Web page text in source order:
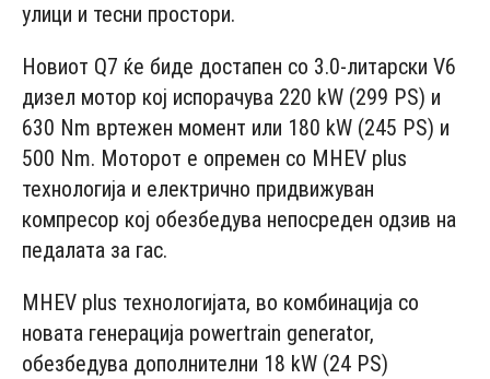
улици и тесни простори.
Новиот Q7 ќе биде достапен со 3.0-литарски V6
дизел мотор кој испорачува 220 kW (299 PS) и
630 Nm вртежен момент или 180 kW (245 PS) и
500 Nm. Моторот е опремен со MHEV plus
технологија и електрично придвижуван
компресор кој обезбедува непосреден одзив на
педалата за гас.
MHEV plus технологијата, во комбинација со
новата генерација powertrain generator,
обезбедува дополнителни 18 kW (24 PS)